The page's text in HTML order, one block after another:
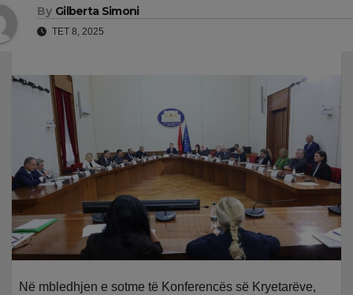
By Gilberta Simoni
TET 8, 2025
Në mbledhjen e sotme të Konferencës së Kryetarëve,